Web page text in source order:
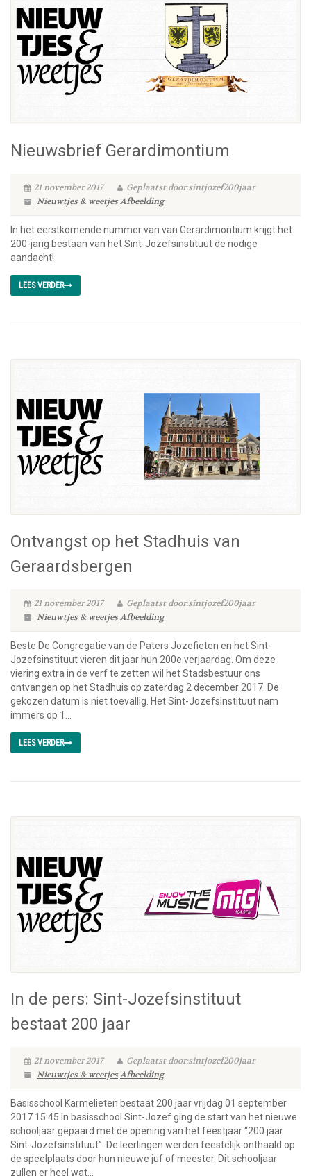
Nieuwsbrief Gerardimontium
21 november 2017
Geplaatst door:sintjozef200jaar
Nieuwtjes & weetjesAfbeelding
In het eerstkomende nummer van van Gerardimontium krijgt het
200-jarig bestaan van het Sint-Jozefsinstituut de nodige
aandacht!
LEES VERDER
Ontvangst op het Stadhuis van
Geraardsbergen
21 november 2017
Geplaatst door:sintjozef200jaar
Nieuwtjes & weetjesAfbeelding
Beste De Congregatie van de Paters Jozefieten en het Sint-
Jozefsinstituut vieren dit jaar hun 200e verjaardag. Om deze
viering extra in de verf te zetten wil het Stadsbestuur ons
ontvangen op het Stadhuis op zaterdag 2 december 2017. De
gekozen datum is niet toevallig. Het Sint-Jozefsinstituut nam
immers op 1...
LEES VERDER
In de pers: Sint-Jozefsinstituut
bestaat 200 jaar
21 november 2017
Geplaatst door:sintjozef200jaar
Nieuwtjes & weetjesAfbeelding
Basisschool Karmelieten bestaat 200 jaar vrijdag 01 september
2017 15:45 In basisschool Sint-Jozef ging de start van het nieuwe
schooljaar gepaard met de opening van het feestjaar “200 jaar
Sint-Jozefsinstituut”. De leerlingen werden feestelijk onthaald op
de speelplaats door hun nieuwe juf of meester. Dit schooljaar
zullen er heel wat...